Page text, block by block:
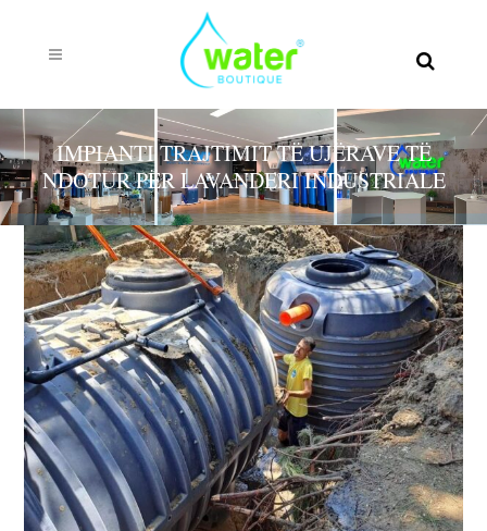
IMPIANTI TRAJTIMIT TË UJËRAVE TË
NDOTUR PËR LAVANDERI INDUSTRIALE